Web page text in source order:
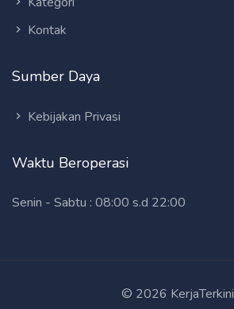
Kontak
Sumber Daya
Kebijakan Privasi
Waktu Beroperasi
Senin - Sabtu : 08:00 s.d 22:00
© 2026 KerjaTerkini